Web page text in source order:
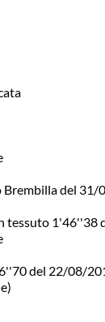
del 31/
tessuto 1'46''38
del 22/08/